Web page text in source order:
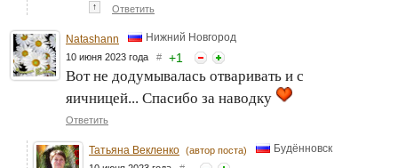
↑ Ответить
Natashann Нижний Новгород
10 июня 2023 года # +1
Вот не додумывалась отваривать и с
яичницей... Спасибо за наводку
Ответить
Татьяна Векленко (автор поста) Будённовск